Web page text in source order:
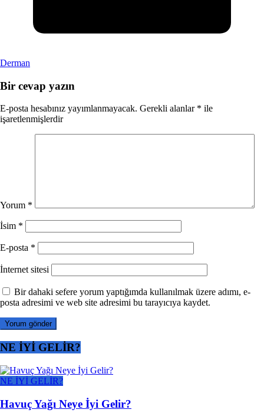
Derman
Bir cevap yazın
E-posta hesabınız yayımlanmayacak. Gerekli alanlar * ile
işaretlenmişlerdir
Yorum *
İsim *
E-posta *
İnternet sitesi
Bir dahaki sefere yorum yaptığımda kullanılmak üzere adımı, e-
posta adresimi ve web site adresimi bu tarayıcıya kaydet.
NE İYİ GELİR?
NE İYİ GELİR?
Havuç Yağı Neye İyi Gelir?